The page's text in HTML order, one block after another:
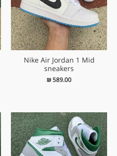
Nike Air Jordan 1 Mid
sneakers
₪589.00